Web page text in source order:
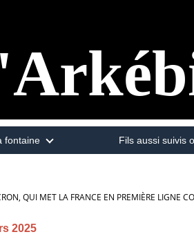
fontaine Fils aussi suivis
QUI MET LA FRANCE EN PREMIÈRE LIGNE
2025